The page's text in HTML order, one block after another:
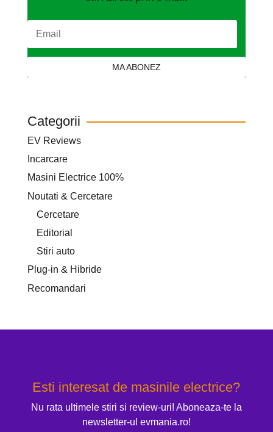
MA ABONEZ
Categorii
EV Reviews
Incarcare
Masini Electrice 100%
Noutati & Cercetare
Cercetare
Editorial
Stiri auto
Plug-in & Hibride
Recomandari
Esti interesat de masinile electrice?
Nu rata ultimele stiri si review-uri! Aboneaza-te la
newsletter-ul evmania.ro!